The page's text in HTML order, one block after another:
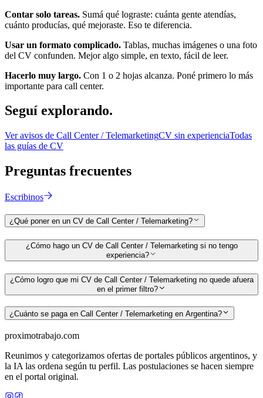
Contar solo tareas. Sumá qué lograste: cuánta gente atendías,
cuánto producías, qué mejoraste. Eso te diferencia.
Usar un formato complicado. Tablas, muchas imágenes o una foto
del CV confunden. Mejor algo simple, en texto, fácil de leer.
Hacerlo muy largo. Con 1 o 2 hojas alcanza. Poné primero lo más
importante para call center.
Seguí explorando.
Ver avisos de Call Center / TelemarketingCV sin experienciaTodas
las guías de CV
Preguntas frecuentes
Escribinos
¿Qué poner en un CV de Call Center / Telemarketing?
¿Cómo hago un CV de Call Center / Telemarketing si no tengo
experiencia?
¿Cómo logro que mi CV de Call Center / Telemarketing no quede afuera
en el primer filtro?
¿Cuánto se paga en Call Center / Telemarketing en Argentina?
proximotrabajo.com
Reunimos y categorizamos ofertas de portales públicos argentinos, y
la IA las ordena según tu perfil. Las postulaciones se hacen siempre
en el portal original.